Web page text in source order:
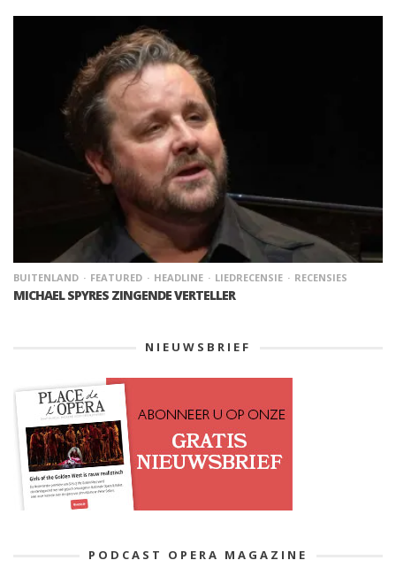
BUITENLAND FEATURED HEADLINE LIEDRECENSIE RECENSIES
MICHAEL SPYRES ZINGENDE VERTELLER
NIEUWSBRIEF
PODCAST OPERA MAGAZINE